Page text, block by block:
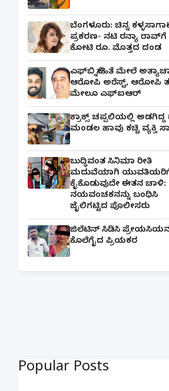
ಬೆಂಗಳೂರು: ಚಿನ್ನ
ಪ್ರಕರಣ- ನಟಿ ರನ್ಯಾ ರಾವ್‌ಗೆ
ಕೋಟಿ ರೂ. ಮೊತ್ತದ ದಂಡ
ಎಫ್‌ಬಿ ಸ್ನೇಹಿತೆ ಮೇಲೆ
ಆರೋಪಿ ಅರೆಸ್ಟ್, ಆರೋಪಿ
ಮೇಲೂ ಎಫ್ಐಆರ್
ಕ್ರಾಕ್ಸ್ ಚಪ್ಪಲಿಯಲ್ಲಿ ಅಡಗಿದ್ದ
ಮಂಡಲ ಹಾವು ಕಚ್ಚಿ ವ್ಯಕ್ತಿ
ಬುದ್ಧಿವಂತ ಸಿನಿಮಾ ರೀತಿ
ಮದುವೆಯಾಗಿ
ಕೈಕೊಡುವುದೇ ಈತನ ಚಾಳಿ:
ನಯವಂಚಕನನ್ನು ಬಂಧಿಸಿ
ಜೈಲಿಗಟ್ಟಿದ ಪೊಲೀಸರು
ಜಿಲೆಟಿನ್ ಸಿಡಿಸಿ
ಕೊಲೆಗೈದ ಪ್ರಿಯಕರ
Popular Posts